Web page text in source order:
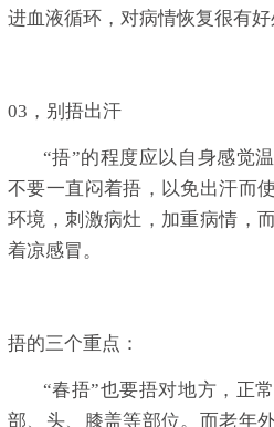
进血液循环，对病情恢复很有好
03，别捂出汗
“捂”的程度应以自身感觉温
不要一直闷着捂，以免出汗而
环境，刺激病灶，加重病情，
着凉感冒。
捂的三个重点：
“春捂”也要捂对地方，正常
部、头、膝盖等部位。而老年